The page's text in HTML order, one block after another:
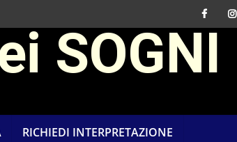
SOGNI
RICHIEDI INTERPRETAZIONE